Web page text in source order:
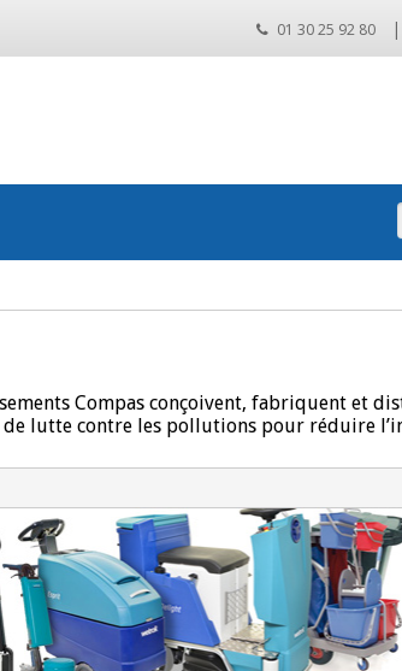
01 30 25 92 80 |
Compas conçoivent, fabriquent et
de lutte contre les pollutions pour réduire